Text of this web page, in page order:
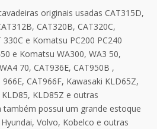
originais usadas CAT315D,
CAT320B, CAT320C,
e Komatsu PC200 PC240
e Komatsu WA300, WA3 50,
70, CAT936E, CAT950B ,
CAT966F, Kawasaki KLD65Z,
KLD85Z e outras
também possui um grande estoque
Volvo, Kobelco e outras